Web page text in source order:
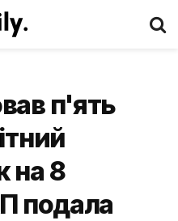
п'ять
на 8
подала